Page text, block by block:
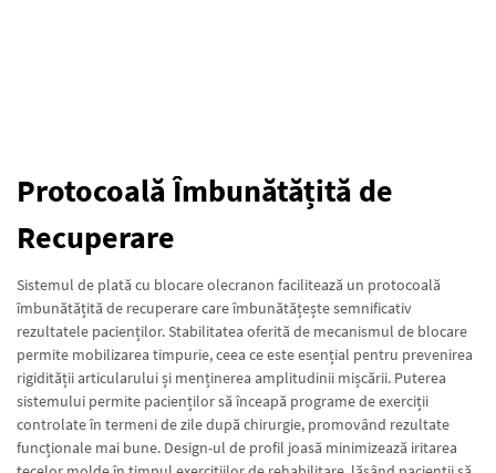
Protocoală Îmbunătățită de
Recuperare
Sistemul de plată cu blocare olecranon facilitează un protocoală
îmbunătățită de recuperare care îmbunătățește semnificativ
rezultatele pacienților. Stabilitatea oferită de mecanismul de blocare
permite mobilizarea timpurie, ceea ce este esențial pentru prevenirea
rigidității articularului și menținerea amplitudinii mișcării. Puterea
sistemului permite pacienților să înceapă programe de exerciții
controlate în termeni de zile după chirurgie, promovând rezultate
funcționale mai bune. Design-ul de profil joasă minimizează iritarea